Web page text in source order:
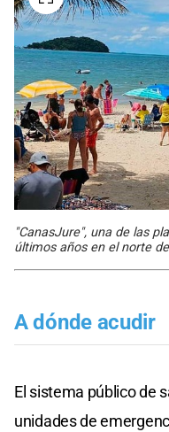
"CanasJure", una de las
últimos años en el norte
A dónde acudir
El sistema público de
unidades de